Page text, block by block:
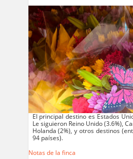
El principal destino es Estados
Le siguieron Reino Unido (3.6%),
Holanda (2%), y otros destinos
94 países).
Notas de la finca